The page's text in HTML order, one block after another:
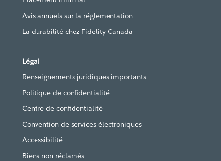
Avis annuels sur la réglementation
La durabilité chez Fidelity Canada
Légal
Renseignements juridiques importants
Politique de confidentialité
Centre de confidentialité
Convention de services électroniques
Accessibilité
Biens non réclamés